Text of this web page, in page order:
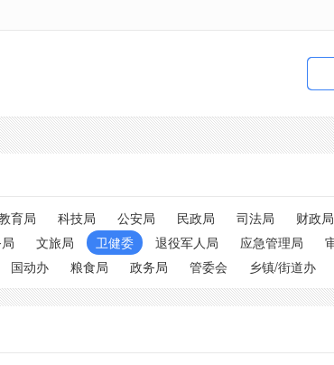
育局 科技局 公安局 民政局 司法局 财政局
文旅局 卫健委 退役军人局 应急管理局
国动办 粮食局 政务局 管委会 乡镇/街道办